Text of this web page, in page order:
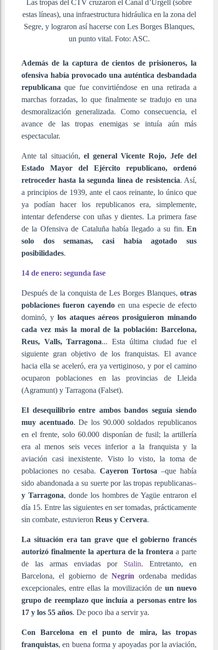
Las tropas del CTV cruzaron el Canal d’Urgell (sobre
estas líneas), una infraestructura hidráulica en la zona del
Segre, y lograron así hacerse con Les Borges Blanques,
un punto vital. Foto: ASC.
Además de la captura de cientos de prisioneros, la
ofensiva había provocado una auténtica desbandada
republicana que fue convirtiéndose en una retirada a
marchas forzadas, lo que finalmente se tradujo en una
desmoralización generalizada. Como consecuencia, el
avance de las tropas enemigas se intuía aún más
espectacular.
Ante tal situación,el general Vicente Rojo, Jefe del
Estado Mayor del Ejército republicano, ordenó
retroceder hasta la segunda línea de resistencia. Así,
a principios de 1939, ante el caos reinante, lo único que
ya podían hacer los republicanos era, simplemente,
intentar defenderse con uñas y dientes. La primera fase
de la Ofensiva de Cataluña había llegado a su fin. En
solo dos semanas, casi había agotado sus
posibilidades.
14 de enero: segunda fase
Después de la conquista de Les Borges Blanques, otras
poblaciones fueron cayendo en una especie de efecto
dominó, y los ataques aéreos prosiguieron minando
cada vez más la moral de la población: Barcelona,
Reus, Valls, Tarragona... Esta última ciudad fue el
siguiente gran objetivo de los franquistas. El avance
hacia ella se aceleró, era ya vertiginoso, y por el camino
ocuparon poblaciones en las provincias de Lleida
(Agramunt) y Tarragona (Falset).
El desequilibrio entre ambos bandos seguía siendo
muy acentuado. De los 90.000 soldados republicanos
en el frente, solo 60.000 disponían de fusil; la artillería
era al menos seis veces inferior a la franquista y la
aviación casi inexistente. Visto lo visto, la toma de
poblaciones no cesaba. Cayeron Tortosa –que había
sido abandonada a su suerte por las tropas republicanas–
y Tarragona, donde los hombres de Yagüe entraron el
día 15. Entre las siguientes en ser tomadas, prácticamente
sin combate, estuvieron Reus y Cervera.
La situación era tan grave que el gobierno francés
autorizó finalmente la apertura de la frontera a parte
de las armas enviadas porStalin. Entretanto, en
Barcelona, el gobierno deNegrín ordenaba medidas
excepcionales, entre ellas la movilización de un nuevo
grupo de reemplazo que incluía a personas entre los
17 y los 55 años. De poco iba a servir ya.
Con Barcelona en el punto de mira, las tropas
franquistas, en buena forma y apoyadas por la aviación,